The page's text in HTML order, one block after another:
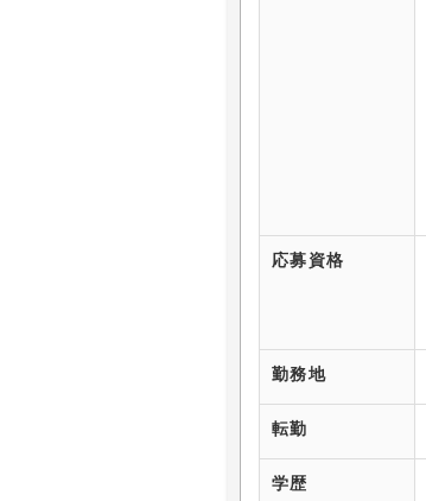
応募資格
勤務地
転勤
学歴